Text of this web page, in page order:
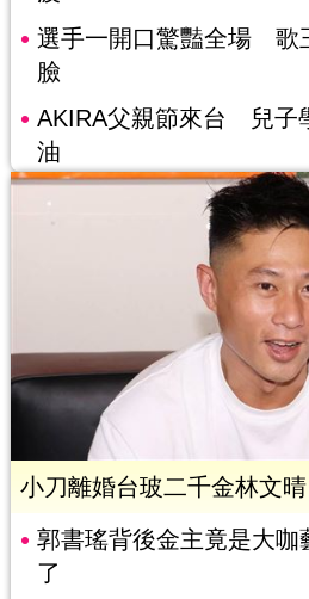
選手一開口驚豔全場 歌
臉
AKIRA父親節來台 兒子
油
小刀離婚台玻二千金林文
郭書瑤背後金主竟是大咖
了